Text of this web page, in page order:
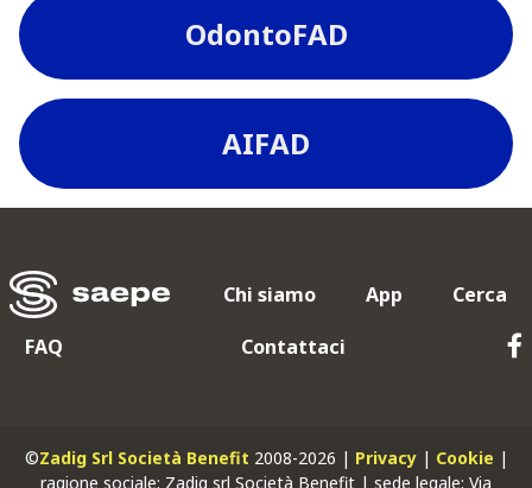
OdontoFAD
AIFAD
Chi siamo App
Cerca
FAQ
Contattaci
©Zadig Srl Società Benefit 2008-2026 | Privacy| Cookie |
ragione sociale: Zadig srl Società Benefit | sede legale: Via